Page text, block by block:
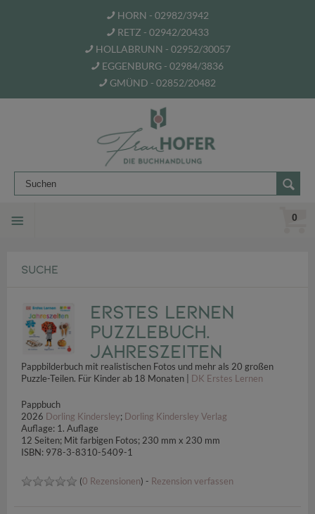
HORN - 02982/3942
RETZ - 02942/20433
HOLLABRUNN - 02952/30057
EGGENBURG - 02984/3836
GMÜND - 02852/20482
0
SUCHE
Erstes Lernen
Puzzlebuch.
Jahreszeiten
Pappbilderbuch mit realistischen Fotos und mehr als 20 großen
Puzzle-Teilen. Für Kinder ab 18 Monaten | DK Erstes Lernen
Pappbuch
2026 Dorling Kindersley; Dorling Kindersley Verlag
Auflage: 1. Auflage
12 Seiten; Mit farbigen Fotos; 230 mm x 230 mm
ISBN: 978-3-8310-5409-1
(0 Rezensionen) - Rezension verfassen